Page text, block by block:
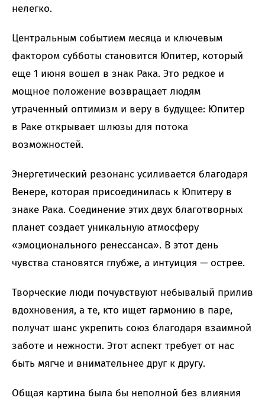
нелегко.
Центральным событием месяца и ключевым
фактором субботы становится Юпитер, который
еще 1 июня вошел в знак Рака. Это редкое и
мощное положение возвращает людям
утраченный оптимизм и веру в будущее: Юпитер
в Раке открывает шлюзы для потока
возможностей.
Энергетический резонанс усиливается благодаря
Венере, которая присоединилась к Юпитеру в
знаке Рака. Соединение этих двух благотворных
планет создает уникальную атмосферу
«эмоционального ренессанса». В этот день
чувства становятся глубже, а интуиция — острее.
Творческие люди почувствуют небывалый прилив
вдохновения, а те, кто ищет гармонию в паре,
получат шанс укрепить союз благодаря взаимной
заботе и нежности. Этот аспект требует от нас
быть мягче и внимательнее друг к другу.
Общая картина была бы неполной без влияния